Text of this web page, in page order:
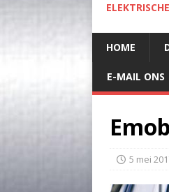
HOME
E-MAIL ONS
5 mei